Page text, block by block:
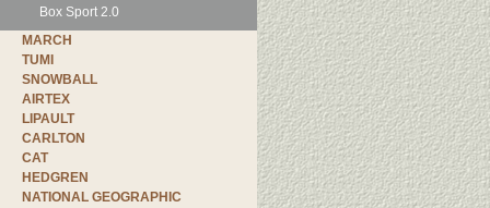
Box Sport 2.0
MARCH
TUMI
SNOWBALL
AIRTEX
LIPAULT
CARLTON
CAT
HEDGREN
NATIONAL GEOGRAPHIC